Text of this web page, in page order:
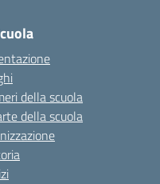
della scuola
della scuola